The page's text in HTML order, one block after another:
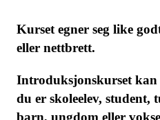
Kurset egner seg like
eller nettbrett.
Introduksjonskurset kan
du er skoleelev, student,
barn, ungdom eller